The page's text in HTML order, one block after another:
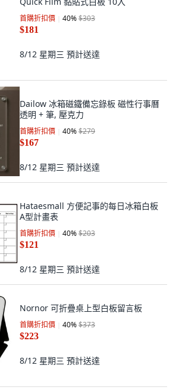
首購折扣價 40%$303
$181
8/12 星期三 預計送達
Dailow 冰箱磁鐵備忘錄板 磁性行事曆
透明 + 筆, 壓克力
首購折扣價 40%$279
$167
8/12 星期三 預計送達
Hataesmall 方便記事的每日冰箱白板
A型計畫表
首購折扣價 40%$203
$121
8/12 星期三 預計送達
Nornor 可折疊桌上型白板留言板
首購折扣價 40%$373
$223
8/12 星期三 預計送達